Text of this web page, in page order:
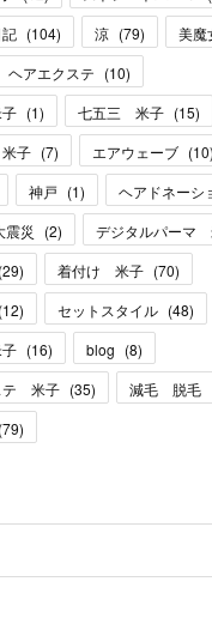
(104) 涼 (79) 美魔
ヘアエクステ (10)
(1) 七五三 米子 (15)
子 (7) エアウェーブ (10)
神戸 (1) ヘアドネー
震災 (2) デジタルパーマ
(29) 着付け 米子 (70)
(12) セットスタイル (48)
(16) blog (8)
テ 米子 (35) 減毛 脱毛
(79)